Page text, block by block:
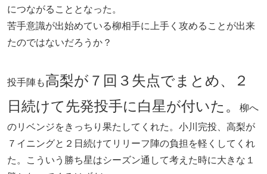
につながることとなった。
苦手意識が出始めている柳相手に上手く攻めることが出来
たのではないだろうか？
投手陣も高梨が７回３失点でまとめ、２
日続けて先発投手に白星が付いた。
柳へ
のリベンジをきっちり果たしてくれた。小川完投、高梨が
７イニングと２日続けてリリーフ陣の負担を軽くしてくれ
た。こういう勝ち星はシーズン通して考えた時に大きな１